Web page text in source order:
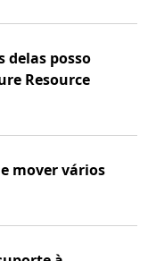
delas posso
Resource
mover vários